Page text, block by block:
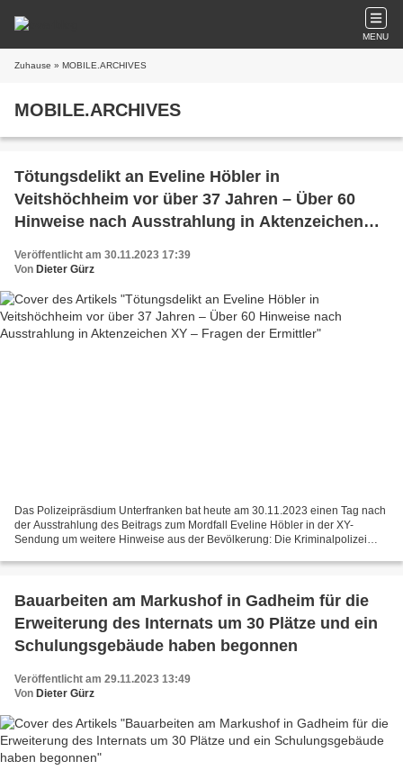
MENU
Zuhause » MOBILE.ARCHIVES
MOBILE.ARCHIVES
Tötungsdelikt an Eveline Höbler in
Veitshöchheim vor über 37 Jahren – Über 60
Hinweise nach Ausstrahlung in Aktenzeichen
Veröffentlicht am 30.11.2023 17:39
Von Dieter Gürz
Das Polizeipräsdium Unterfranken bat heute am 30.11.2023 einen Tag nach
der Ausstrahlung des Beitrags zum Mordfall Eveline Höbler in der XY-
Sendung um weitere Hinweise aus der Bevölkerung: Die Kriminalpolizei
Bauarbeiten am Markushof in Gadheim für die
Erweiterung des Internats um 30 Plätze und ein
Schulungsgebäude haben begonnen
Veröffentlicht am 29.11.2023 13:49
Von Dieter Gürz